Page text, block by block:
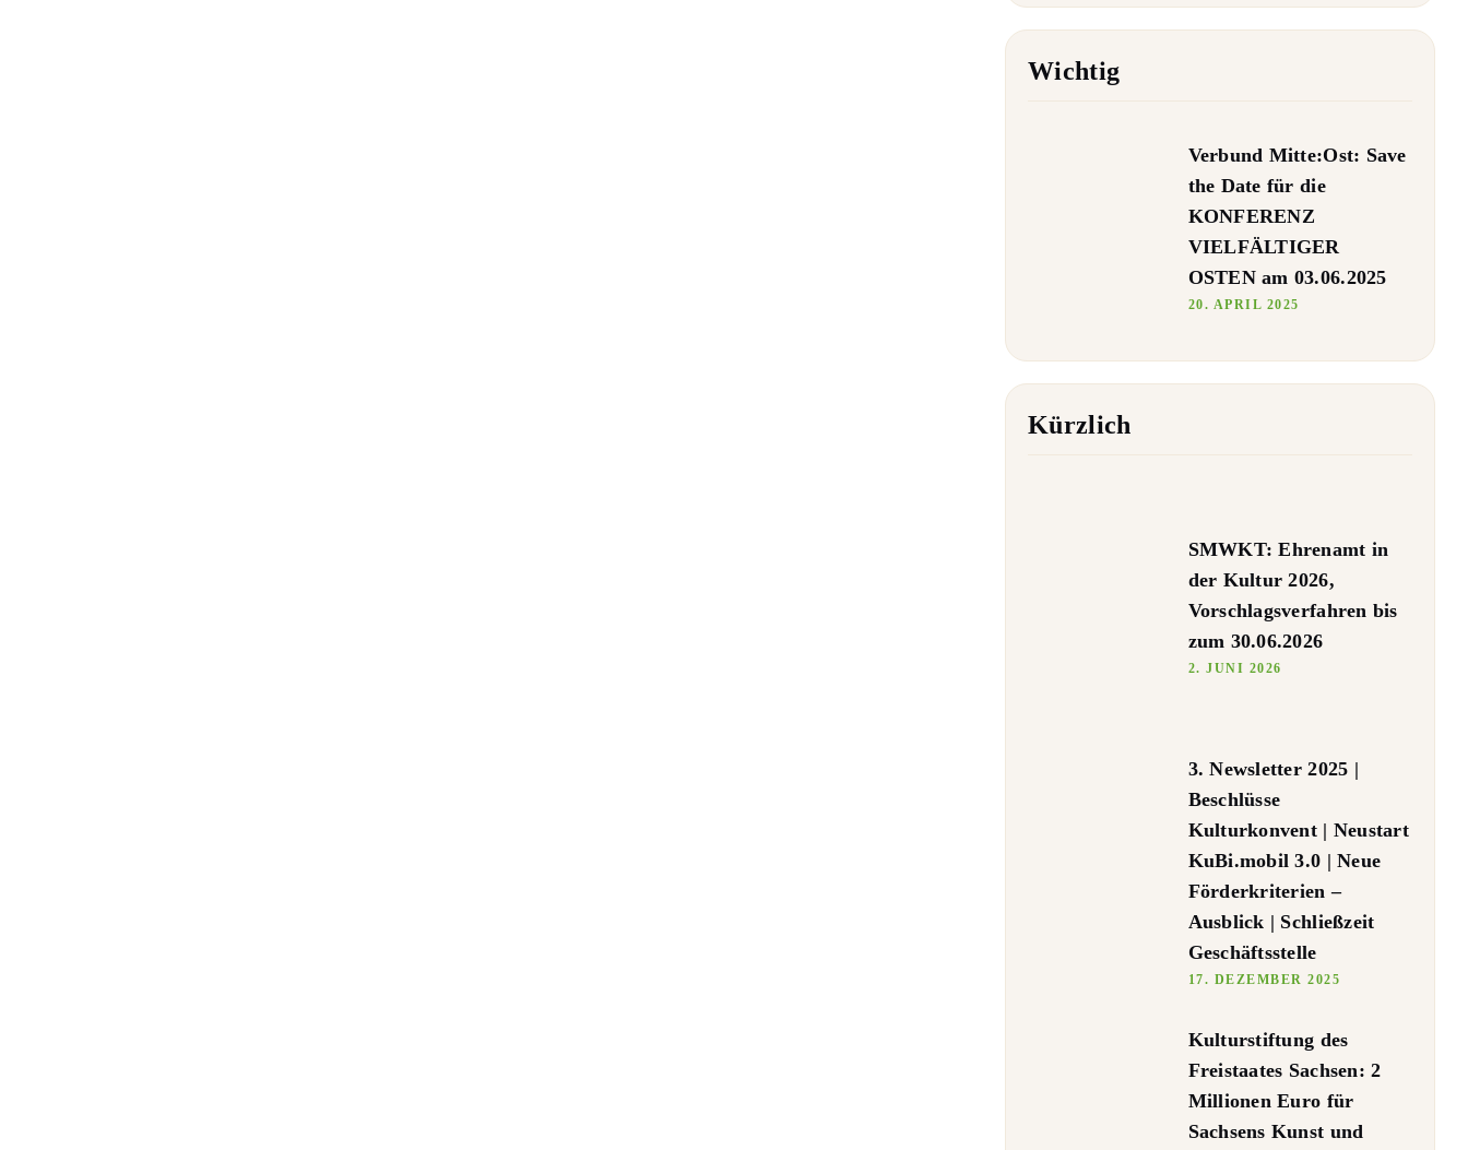
Wichtig
Verbund Mitte:Ost: Save
the Date für die
KONFERENZ
VIELFÄLTIGER
OSTEN am 03.06.2025
20. APRIL 2025
Kürzlich
SMWKT: Ehrenamt in
der Kultur 2026,
Vorschlagsverfahren bis
zum 30.06.2026
2. JUNI 2026
3. Newsletter 2025 |
Beschlüsse
Kulturkonvent | Neustart
KuBi.mobil 3.0 | Neue
Förderkriterien –
Ausblick | Schließzeit
Geschäftsstelle
17. DEZEMBER 2025
Kulturstiftung des
Freistaates Sachsen: 2
Millionen Euro für
Sachsens Kunst und